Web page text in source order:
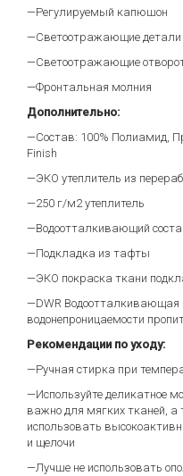
—Регулируемый капюшон
—Светоотражающие детали
—Светоотражающие
—Фронтальная молния
Дополнительно:
—Состав: 100% Полиамид,
Finish
—ЭКО утеплитель из
—250 г/м2 утеплитель
—Водоотталкивающий
—Подкладка из тафты
—ЭКО покраска ткани
—DWR Водоотталкивающая
водонепроницаемости
Рекомендации по уходу:
—Ручная стирка при
—Используйте деликатное
важно для мягких тканей, а
использовать
и щелочи
—Лучше не использовать